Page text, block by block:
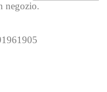
negozio.